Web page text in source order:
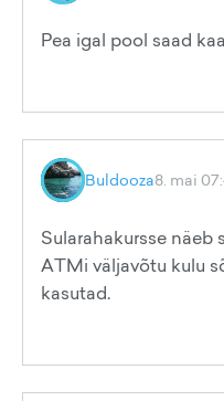
Pea igal pool saad
Buldooza8. mai
Sularahakursse näeb
ATMi väljavõtu kulu
kasutad.